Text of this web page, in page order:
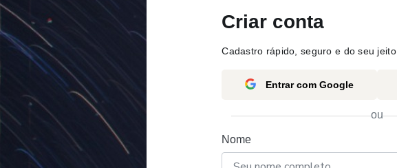
Criar conta
Cadastro rápido, seguro e do seu jeito.
Entrar com Google
ou
Nome